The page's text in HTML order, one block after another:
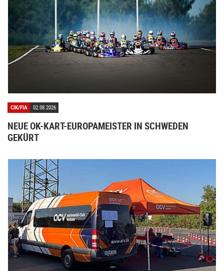
CIK/FIA 02.08.2026
NEUE OK-KART-EUROPAMEISTER IN SCHWEDEN
GEKÜRT